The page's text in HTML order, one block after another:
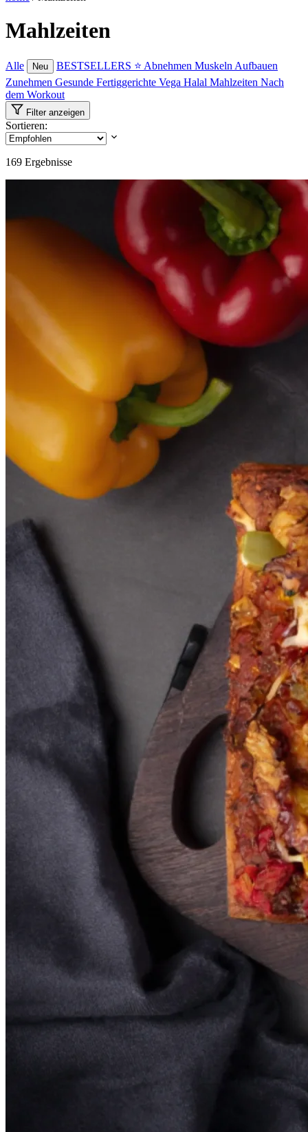
Mahlzeiten
Alle Neu BESTSELLERS ⭐ Abnehmen Muskeln Aufbauen
Zunehmen Gesunde Fertiggerichte Vega Halal Mahlzeiten Nach
dem Workout
Filter anzeigen
Sortieren:
169 Ergebnisse